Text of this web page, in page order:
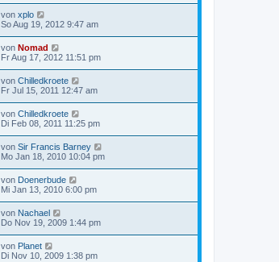
von xplo
So Aug 19, 2012 9:47 am
von Nomad
Fr Aug 17, 2012 11:51 pm
von Chilledkroete
Fr Jul 15, 2011 12:47 am
von Chilledkroete
Di Feb 08, 2011 11:25 pm
von Sir Francis Barney
Mo Jan 18, 2010 10:04 pm
von Doenerbude
Mi Jan 13, 2010 6:00 pm
von Nachael
Do Nov 19, 2009 1:44 pm
von Planet
Di Nov 10, 2009 1:38 pm